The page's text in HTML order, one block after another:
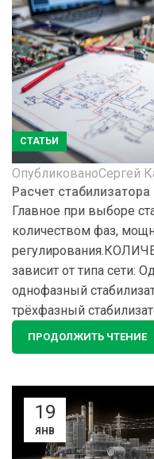
СТАТЬИ
ОпубликованоСергей
Расчет стабилизатора
Главное при выборе
количеством фаз,
зависит от типа сети:
однофазный
трёхфазный
ПРОДОЛЖИТЬ ЧТЕНИЕ
19
ЯНВ